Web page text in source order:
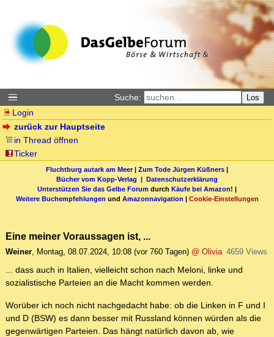
Suche: Los
Login
zurück zur Hauptseite
in Thread öffnen
Ticker
Fluchtburg autark am Meer| Zum Tode Jürgen Küßners |
Bücher vom Kopp-Verlag | Datenschutzerklärung
Unterstützen Sie das Gelbe Forum durch Käufe bei Amazon! |
Weitere Buchempfehlungen und Amazonnavigation | Cookie-Einstellungen
Eine meiner Voraussagen ist, ...
Weiner, Montag, 08.07.2024, 10:08 (vor 760 Tagen) @ Olivia 4659 Views
... dass auch in Italien, vielleicht schon nach Meloni, linke und
sozialistische Parteien an die Macht kommen werden.
Worüber ich noch nicht nachgedacht habe: ob die Linken in F und I
und D (BSW) es dann besser mit Russland können würden als die
gegenwärtigen Parteien. Das hängt natürlich davon ab, wie